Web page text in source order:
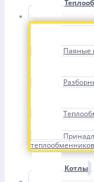
Паяные
теплообменников
Котлы